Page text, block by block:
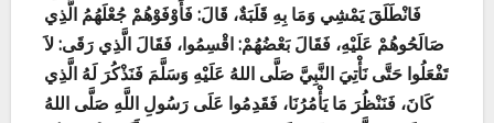
فَانْطَلَقَ يَمْشِي وَمَا بِهِ قَلَبَةٌ، قَالَ: فَأَوْفَوْهُمْ جُعْلَهُمُ الَّذِي
صَالَحُوهُمْ عَلَيْهِ، فَقَالَ بَعْضُهُمْ: اقْسِمُوا، فَقَالَ الَّذِي رَقَى: لاَ
تَفْعَلُوا حَتَّى نَأْتِيَ النَّبِيَّ صَلَّى اللهُ عَلَيْهِ وَسَلَّمَ فَنَذْكُرَ لَهُ الَّذِي
كَانَ، فَنَنْظُرَ مَا يَأْمُرُنَا، فَقَدِمُوا عَلَى رَسُولِ اللَّهِ صَلَّى اللهُ